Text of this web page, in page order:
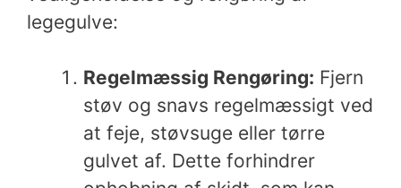
legegulve:
Regelmæssig Rengøring: Fjern
støv og snavs regelmæssigt ved
at feje, støvsuge eller tørre
gulvet af. Dette forhindrer